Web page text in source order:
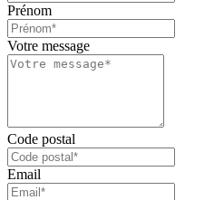
Prénom
Votre message
Code postal
Email